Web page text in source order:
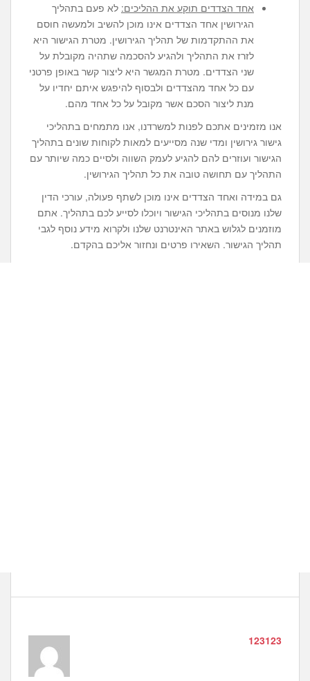
אחד הצדדים תוקע את ההליכים: לא פעם בתהליך
הגירושין אחד הצדדים אינו מוכן להשיב ולמעשה חוסם
את ההתקדמות של תהליך הגירושין. מטרת הגישור היא
לזרז את התהליך ולהגיע להסכמה שתהיה מקובלת על
שני הצדדים. מטרת המגשר היא ליצור קשר באופן פרטני
עם כל אחד מהצדדים ולבסוף להיפגש איתם יחדיו על
מנת ליצור הסכם אשר מקובל על כל אחד מהם.
אנו מזמינים אתכם לפנות למשרדנו, אנו מתמחים בתהליכי
גישור גירושין ומדי שנה מסייעים למאות לקוחות שונים בתהליך
הגישור ועוזרים להם להגיע לעמק השווה ולסיים כמה שיותר עם
התהליך עם תחושה טובה את כל תהליך הגירושין.
גם במידה ואחד הצדדים אינו מוכן לשתף פעולה, עורכי הדין
שלנו מנוסים בתהליכי הגישור ויוכלו לסייע לכם בתהליך. אתם
מוזמנים לגלוש באתר האינטרנט שלנו ולקרוא מידע נוסף לגבי
תהליך הגישור. השאירו פרטים ונחזור אליכם בהקדם.
123123